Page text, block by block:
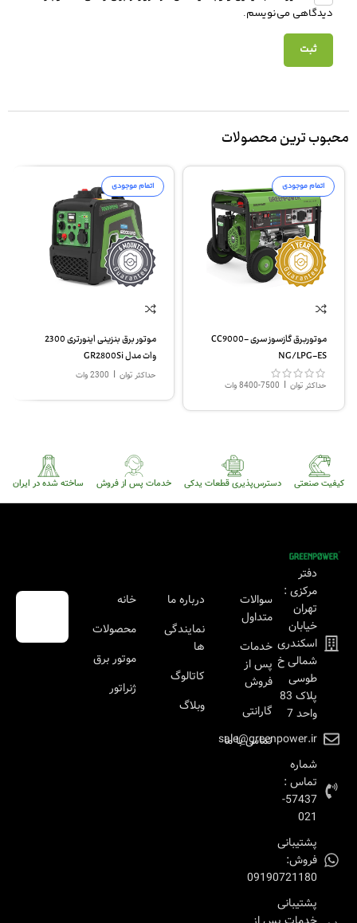
دیدگاهی می‌نویسم.
محبوب ترین محصولات
اتمام موجودی
موتوربرق گازسوز سری CC9000-
NG/LPG-ES
حداکثر توان | 7500-8400 وات
اتمام موجودی
موتور برق بنزینی اینورتری 2300
وات مدل GR2800Si
حداکثر توان | 2300 وات
کیفیت صنعتی دسترس‌پذیری قطعات یدکی خدمات پس از فروش ساخته شده در ایران
دفتر
مرکزی :
تهران
خیابان
اسکندری
شمالی خ
طوسی
پلاک 83
واحد 7
sale@greenpower.ir
شماره
تماس :
57437-
021
پشتیبانی
فروش:
09190721180
پشتیبانی
سوالات
متداول
خدمات
پس از
فروش
گارانتی
تماس با ما
درباره ما
نمایندگی
ها
کاتالوگ
وبلاگ
خانه
محصولات
موتور برق
ژنراتور